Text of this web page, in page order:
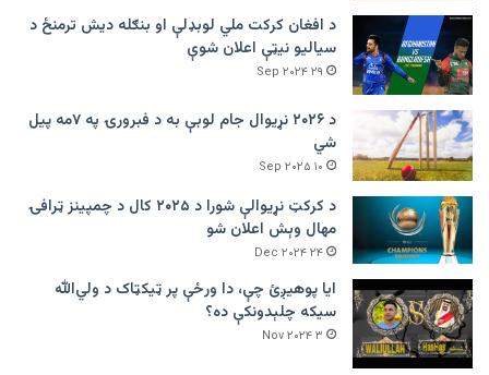
د افغان کرکت ملي لوبډلې او بنګله دیش ترمنځ د
سیالیو نیټې اعلان شوې
۲۹ Sep ۲۰۲۴
د ۲۰۲۶ نړیوال جام لوبې به د فبرورۍ په ۷مه پیل
شي
۱۰ Sep ۲۰۲۵
د کرکټ نړیوالې شورا د ۲۰۲۵ کال د چمپینز ټرافۍ
مهال وېش اعلان شو
۲۴ Dec ۲۰۲۴
ایا پوهیږئ چې، دا ورځې پر ټيکټاک د ولي‌الله
سیکه چلېدونکې ده؟
۳ Nov ۲۰۲۴